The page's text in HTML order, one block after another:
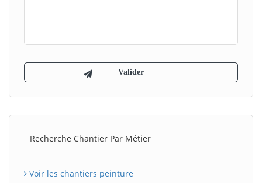
Recherche Chantier Par Métier
Voir les chantiers peinture